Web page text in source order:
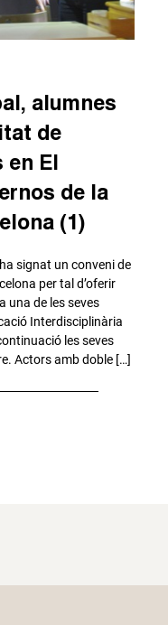
alumnes
de
en El
de la
(1)
signat un conveni de
per tal d’oferir
una de les seves
Interdisciplinària
les seves
Actors amb doble […]